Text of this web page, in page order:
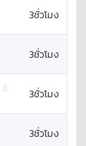
3ชั่วโมง
3ชั่วโมง
:
3ชั่วโมง
3ชั่วโมง